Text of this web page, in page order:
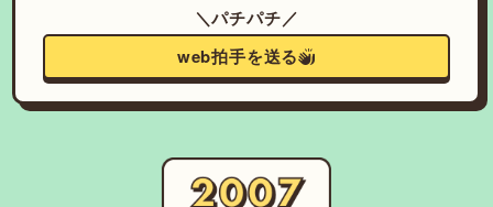
＼パチパチ／
web拍手を送る